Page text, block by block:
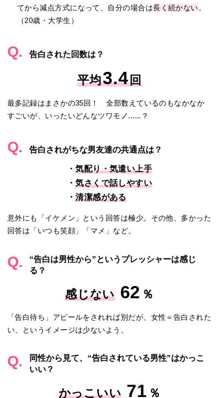
てから減点方式になって、自分の場合は長く続かない 。
（20歳・大学生）
Q. 告白された回数は？
平均3.4回
最多記録はまさかの35回！ 全部数えているのもなかなか
すごいが、いったいどんなツワモノ......？
Q. 告白されがちな男友達の共通点は？
・気配り・気遣い上手
・気さくで話しやすい
・清潔感がある
意外にも「イケメン」という回答は極少。その他、多かった
回答は「いつも笑顔」「マメ」など。
Q.
“告白は男性から”というプレッシャーは感じ
る？
感じない 62 ％
「告白待ち」アピールをされれば別だが、女性＝告白された
い、というイメージは少ないよう。
Q.
同性から見て、“告白されている男性”はかっこ
いい？
かっこいい 71 ％